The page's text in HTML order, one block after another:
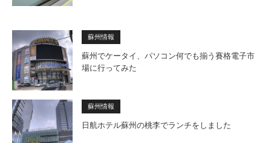
蘇州情報
蘇州でケータイ、パソコン何でも揃う賽格電子市
場に行ってみた
蘇州情報
日航ホテル蘇州の桃李でランチをしました